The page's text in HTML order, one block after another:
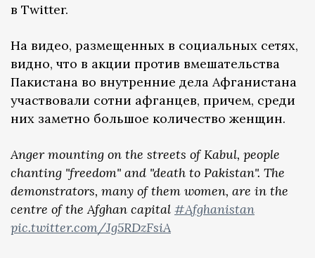
в Twitter.
На видео, размещенных в социальных сетях,
видно, что в акции против вмешательства
Пакистана во внутренние дела Афганистана
участвовали сотни афганцев, причем, среди
них заметно большое количество женщин.
Anger mounting on the streets of Kabul, people
chanting "freedom" and "death to Pakistan". The
demonstrators, many of them women, are in the
centre of the Afghan capital #Afghanistan
pic.twitter.com/Jg5RDzFsiA